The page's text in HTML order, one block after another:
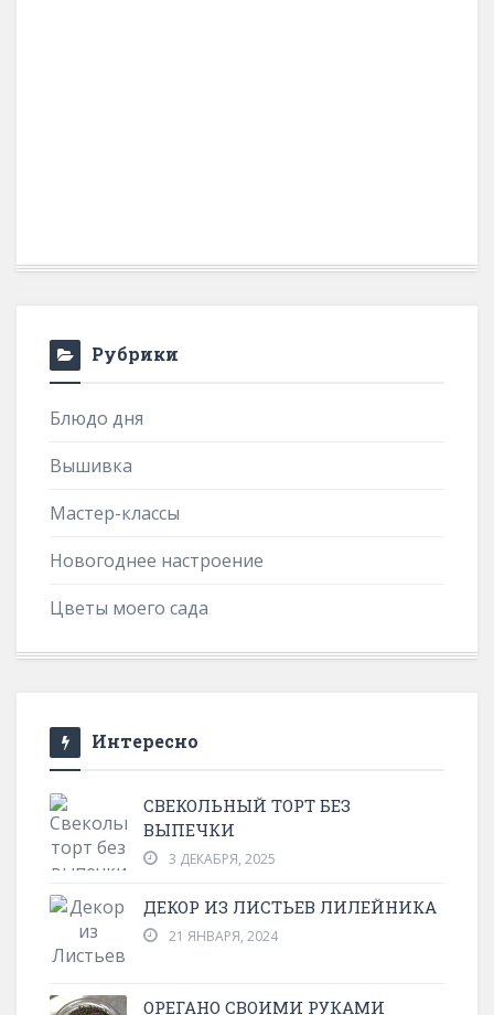
Рубрики
Блюдо дня
Вышивка
Мастер-классы
Новогоднее настроение
Цветы моего сада
Интересно
СВЕКОЛЬНЫЙ ТОРТ БЕЗ
ВЫПЕЧКИ
3 ДЕКАБРЯ, 2025
ДЕКОР ИЗ ЛИСТЬЕВ ЛИЛЕЙНИКА
21 ЯНВАРЯ, 2024
ОРЕГАНО СВОИМИ РУКАМИ